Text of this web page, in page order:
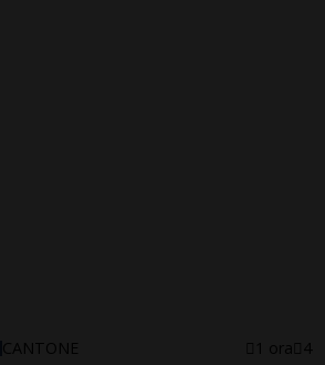
CANTONE 1 ora 4